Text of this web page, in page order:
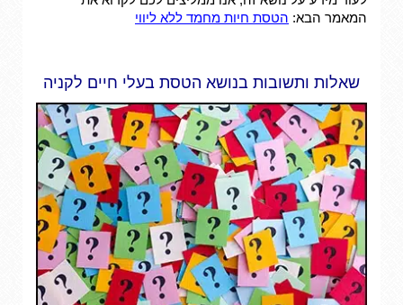
המאמר הבא: הטסת חיות מחמד ללא ליווי
שאלות ותשובות בנושא הטסת בעלי חיים לקניה